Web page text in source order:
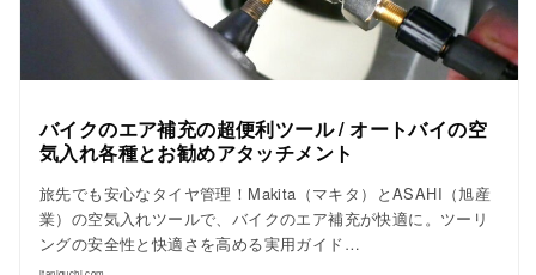
バイクのエア補充の超便利ツール / オートバイの空
気入れ各種とお勧めアタッチメント
旅先でも安心なタイヤ管理！Makita（マキタ）とASAHI（旭産
業）の空気入れツールで、バイクのエア補充が快適に。ツーリ
ングの安全性と快適さを高める実用ガイド…